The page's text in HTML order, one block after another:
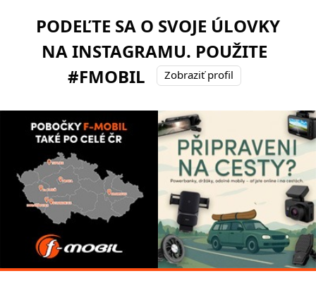
PODEĽTE SA O SVOJE ÚLOVKY
NA INSTAGRAMU. POUŽITE
#FMOBIL
Zobraziť profil